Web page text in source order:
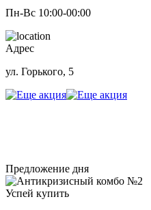
Пн-Вс 10:00-00:00
Адрес
ул. Горького, 5
Предложение дня
Успей купить